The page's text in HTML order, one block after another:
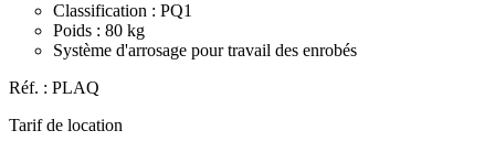
Classification : PQ1
Poids : 80 kg
Système d'arrosage pour travail des enrobés
Réf. : PLAQ
Tarif de location